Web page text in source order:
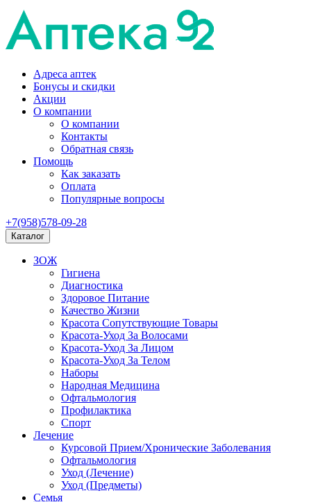
Адреса аптек
Бонусы и скидки
Акции
О компании
О компании
Контакты
Обратная связь
Помощь
Как заказать
Оплата
Популярные вопросы
+7(958)578-09-28
Каталог
ЗОЖ
Гигиена
Диагностика
Здоровое Питание
Качество Жизни
Красота Сопутствующие Товары
Красота-Уход За Волосами
Красота-Уход За Лицом
Красота-Уход За Телом
Наборы
Народная Медицина
Офтальмология
Профилактика
Спорт
Лечение
Курсовой Прием/Хронические Заболевания
Офтальмология
Уход (Лечение)
Уход (Предметы)
Семья